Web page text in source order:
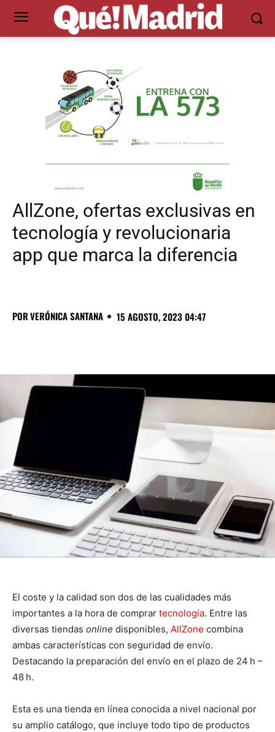
AllZone, ofertas exclusivas en
tecnología y revolucionaria
app que marca la diferencia
PORVERÓNICA SANTANA 15 AGOSTO, 2023 04:47
El coste y la calidad son dos de las cualidades más
importantes a la hora de comprar tecnología. Entre las
diversas tiendas online disponibles, AllZone combina
ambas características con seguridad de envío.
Destacando la preparación del envío en el plazo de 24 h –
48 h.
Esta es una tienda en línea conocida a nivel nacional por
su amplio catálogo, que incluye todo tipo de productos